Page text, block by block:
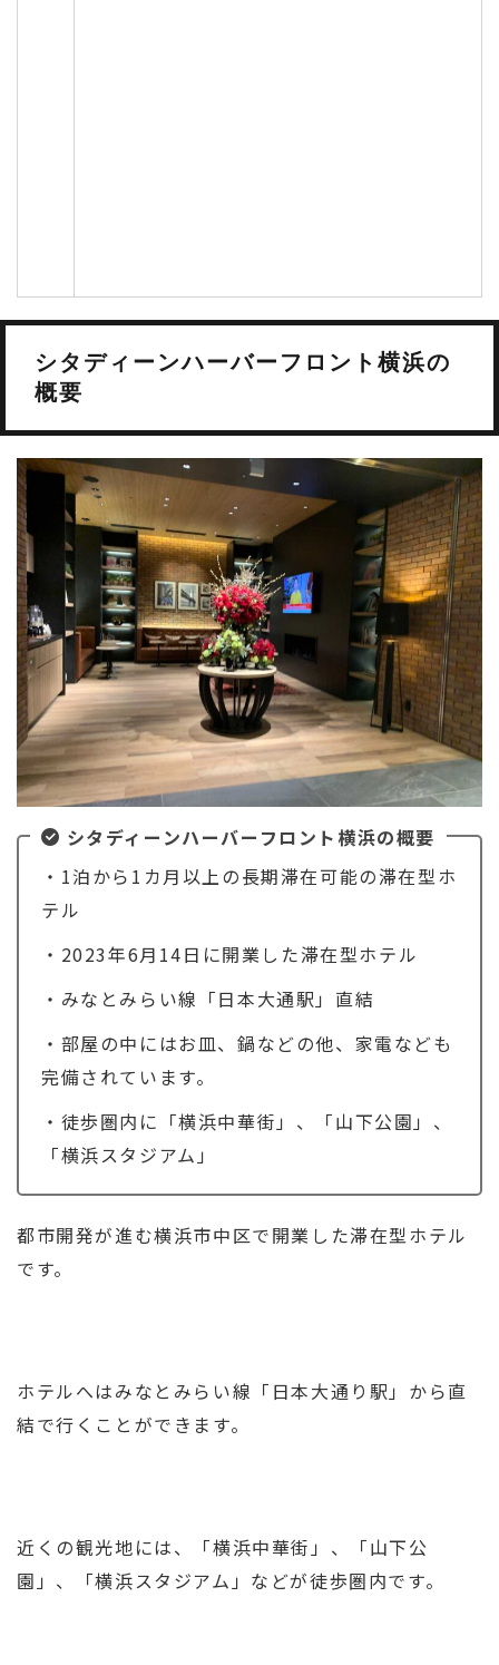
シタディーンハーバーフロント横浜の
概要
シタディーンハーバーフロント横浜の概要
・1泊から1カ月以上の長期滞在可能の滞在型ホ
テル
・2023年6月14日に開業した滞在型ホテル
・みなとみらい線「日本大通駅」直結
・部屋の中にはお皿、鍋などの他、家電なども
完備されています。
・徒歩圏内に「横浜中華街」、「山下公園」、
「横浜スタジアム」
都市開発が進む横浜市中区で開業した滞在型ホテル
です。
ホテルへはみなとみらい線「日本大通り駅」から直
結で行くことができます。
近くの観光地には、「横浜中華街」、「山下公
園」、「横浜スタジアム」などが徒歩圏内です。